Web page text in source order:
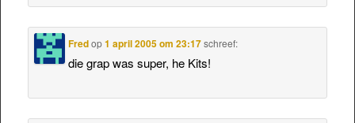
Fredop1 april 2005 om 23:17 schreef:
die grap was super, he Kits!